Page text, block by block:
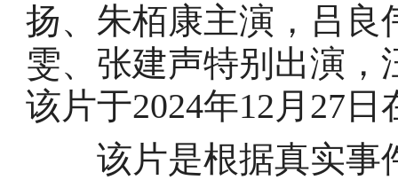
扬、朱栢康主演，吕良
雯、张建声特别出演
该片于2024年12月27
该片是根据真实事